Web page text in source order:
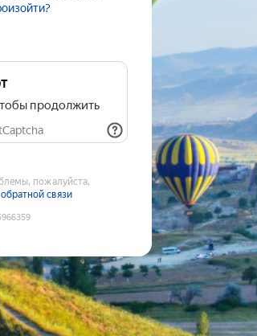
продолжить
пожалуйста,
связи